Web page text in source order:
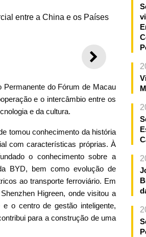
entre a China e os Países
Permanente do Fórum de Macau
e o intercâmbio entre os
e da cultura.
tomou conhecimento da história
com características próprias. À
o conhecimento sobre a
BYD, bem como evolução de
ao transporte ferroviário. Em
Higreen, onde visitou a
o centro de gestão inteligente,
para a construção de uma